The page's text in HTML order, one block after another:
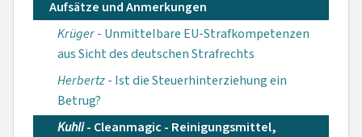
Aufsätze und Anmerkungen
Krüger- Unmittelbare EU-Strafkompetenzen
aus Sicht des deutschen Strafrechts
Herbertz- Ist die Steuerhinterziehung ein
Betrug?
Kuhli- Cleanmagic - Reinigungsmittel,